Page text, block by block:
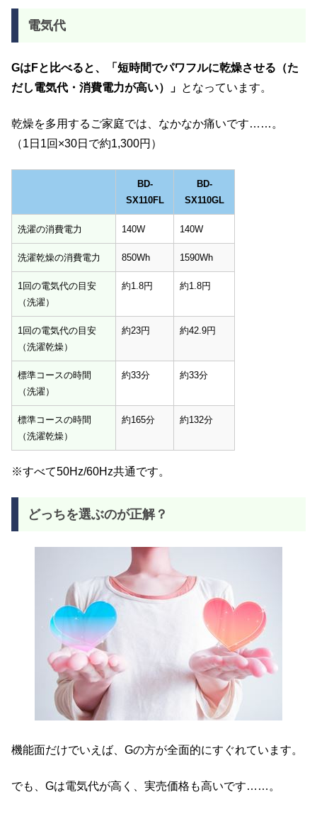
電気代
GはFと比べると、「短時間でパワフルに乾燥させる（た
だし電気代・消費電力が高い）」 となっています。
乾燥を多用するご家庭では、なかなか痛いです……。
（1日1回×30日で約1,300円）
BD-
SX110FL
BD-
SX110GL
BD-
BD-
洗濯の消費電力 140W 140W
洗濯乾燥の消費電力 850Wh 1590Wh
1回の電気代の目安
（洗濯）
約1.8円 約1.8円
1回の電気代の目安
（洗濯乾燥）
約23円 約42.9円
標準コースの時間
（洗濯）
約33分 約33分
標準コースの時間
（洗濯乾燥）
約165分 約132分
※すべて50Hz/60Hz共通です。
どっちを選ぶのが正解？
機能面だけでいえば、Gの方が全面的にすぐれています。
でも、Gは電気代が高く、実売価格も高いです……。